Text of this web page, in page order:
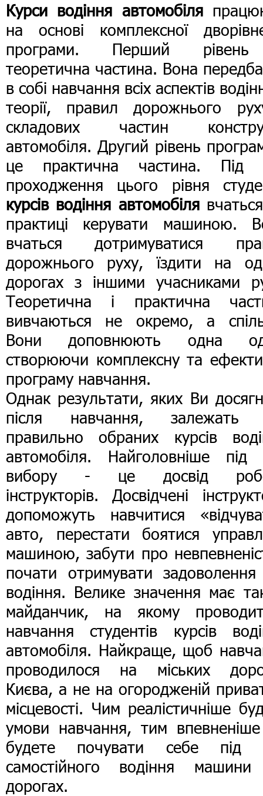
Курси водіння автомобіля
на основі комплексної
програми. Перший
теоретична частина. Вона
в собі навчання всіх аспектів
теорії, правил дорожнього
складових частин
автомобіля. Другий рівень
це практична частина. Під
проходження цього рівня
курсів водіння автомобіля
практиці керувати машиною.
вчаться дотримуватися
дорожнього руху, їздити на
дорогах з іншими учасниками
Теоретична і практична
вивчаються не окремо, а
Вони доповнюють одна
створюючи комплексну та
програму навчання.
Однак результати, яких Ви
після навчання, залежать
правильно обраних курсів
автомобіля. Найголовніше під
вибору - це досвід
інструкторів. Досвідчені
допоможуть навчитися
авто, перестати боятися
машиною, забути про
почати отримувати задоволення
водіння. Велике значення має
майданчик, на якому
навчання студентів курсів
автомобіля. Найкраще, щоб
проводилося на міських
Києва, а не на огородженій
місцевості. Чим реалістичніше
умови навчання, тим
будете почувати себе під
самостійного водіння
дорогах.